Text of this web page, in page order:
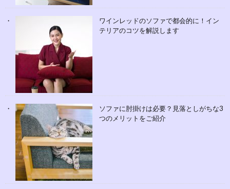
ワインレッドのソファで都会的に！イン
テリアのコツを解説します
ソファに肘掛けは必要？見落としがちな3
つのメリットをご紹介